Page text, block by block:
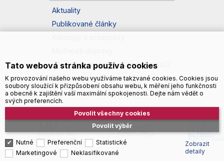
Aktuality
Publikované články
Zásady zpracování osobních údajů
Správa souborů cookies
Tato webová stránka používá cookies
K provozování našeho webu využíváme takzvané cookies. Cookies jsou
soubory sloužící k přizpůsobení obsahu webu, k měření jeho funkčnosti
a obecně k zajištění vaší maximální spokojenosti. Dejte nám vědět o
svých preferencích.
Povolit výběr
Povolit všechny cookies
Nutné Preferenční
Statistické
Marketingové
Neklasifikované
Zobrazit
detaily